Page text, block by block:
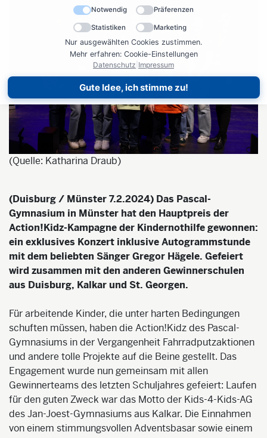
Notwendig Präferenzen
Statistiken Marketing
Nur ausgewählten Cookies zustimmen.
Mehr erfahren: Cookie-Einstellungen
Datenschutz Impressum
Gute Idee, ich stimme zu!
(Quelle: Katharina Draub)
(Duisburg / Münster 7.2.2024) Das Pascal-
Gymnasium in Münster hat den Hauptpreis der
Action!Kidz-Kampagne der Kindernothilfe gewonnen:
ein exklusives Konzert inklusive Autogrammstunde
mit dem beliebten Sänger Gregor Hägele. Gefeiert
wird zusammen mit den anderen Gewinnerschulen
aus Duisburg, Kalkar und St. Georgen.
Für arbeitende Kinder, die unter harten Bedingungen
schuften müssen, haben die Action!Kidz des Pascal-
Gymnasiums in der Vergangenheit Fahrradputzaktionen
und andere tolle Projekte auf die Beine gestellt. Das
Engagement wurde nun gemeinsam mit allen
Gewinnerteams des letzten Schuljahres gefeiert: Laufen
für den guten Zweck war das Motto der Kids-4-Kids-AG
des Jan-Joest-Gymnasiums aus Kalkar. Die Einnahmen
von einem stimmungsvollen Adventsbasar sowie einem